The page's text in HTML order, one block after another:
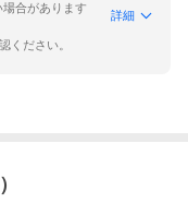
合があります
詳細
ください。